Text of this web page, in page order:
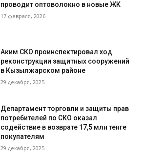
проводит оптоволокно в новые ЖК
17 февраля, 2026
Аким СКО проинспектировал ход
реконструкции защитных сооружений
в Кызылжарском районе
29 декабря, 2025
Департамент торговли и защиты прав
потребителей по СКО оказал
содействие в возврате 17,5 млн тенге
покупателям
29 декабря, 2025